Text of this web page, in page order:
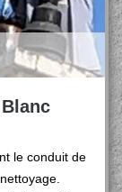
le conduit de